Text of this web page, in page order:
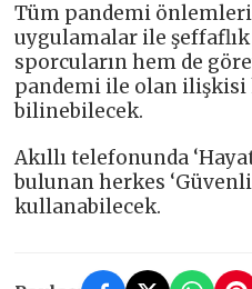
Tüm pandemi
uygulamalar ile
sporcuların hem de
pandemi ile olan ilişkisi
bilinebilecek.
Akıllı telefonunda
bulunan herkes ‘Güvenli
kullanabilecek.